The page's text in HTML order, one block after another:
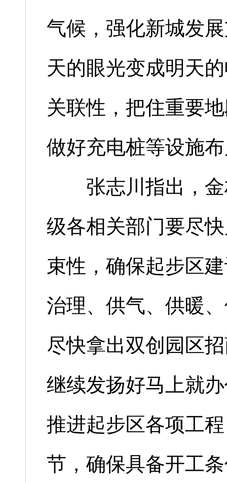
气候，强化新城发
天的眼光变成明天
关联性，把住重要
做好充电桩等设施
张志川指出，金
级各相关部门要尽
束性，确保起步区
治理、供气、供暖
尽快拿出双创园区
继续发扬好马上就
推进起步区各项工
节，确保具备开工